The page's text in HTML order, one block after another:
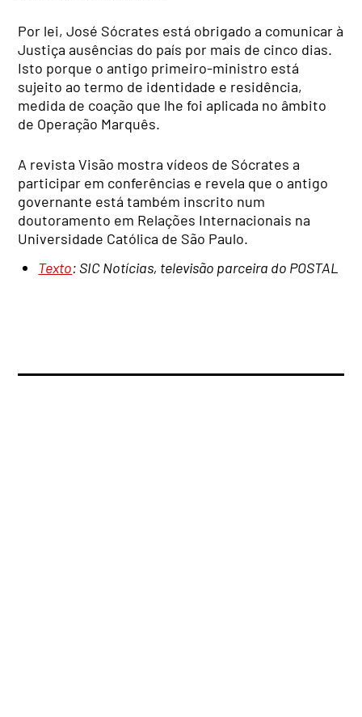
Por lei, José Sócrates está obrigado a comunicar à
Justiça ausências do país por mais de cinco dias.
Isto porque o antigo primeiro-ministro está
sujeito ao termo de identidade e residência,
medida de coação que lhe foi aplicada no âmbito
de Operação Marquês.
A revista Visão mostra vídeos de Sócrates a
participar em conferências e revela que o antigo
governante está também inscrito num
doutoramento em Relações Internacionais na
Universidade Católica de São Paulo.
Texto: SIC Notícias, televisão parceira do POSTAL